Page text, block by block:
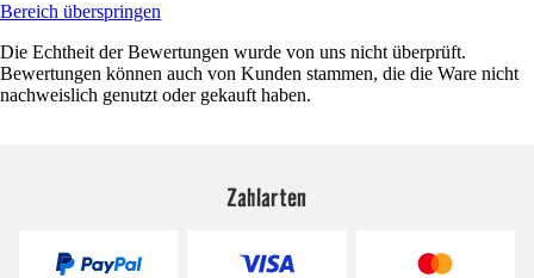
Bereich überspringen
Die Echtheit der Bewertungen wurde von uns nicht überprüft.
Bewertungen können auch von Kunden stammen, die die Ware nicht
nachweislich genutzt oder gekauft haben.
Zahlarten